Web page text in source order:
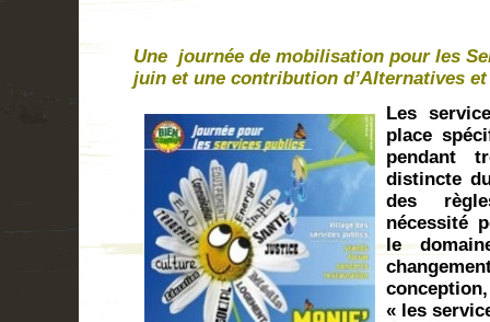
Une journée de mobilisation pour les
juin et une contribution d’Alternatives
Les
place
pendant
distincte
des
nécessité
le
« les